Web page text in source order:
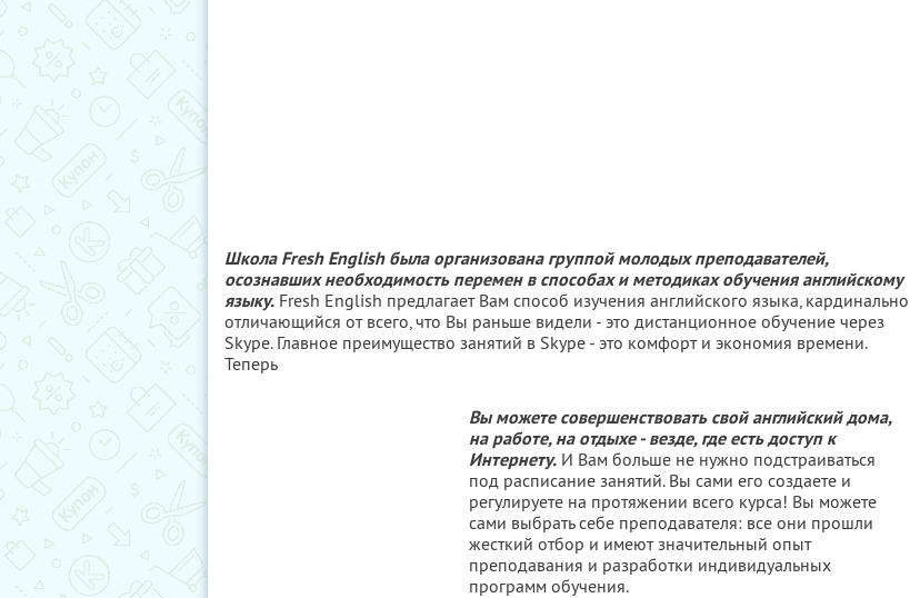
Школа Fresh English была организована группой молодых преподавателей,
осознавших необходимость перемен в способах и методиках обучения английскому
языку. Fresh English предлагает Вам способ изучения английского языка, кардинально
отличающийся от всего, что Вы раньше видели - это дистанционное обучение через
Skype. Главное преимущество занятий в Skype - это комфорт и экономия времени.
Теперь
Вы можете совершенствовать свой английский дома,
на работе, на отдыхе - везде, где есть доступ к
Интернету. И Вам больше не нужно подстраиваться
под расписание занятий. Вы сами его создаете и
регулируете на протяжении всего курса! Вы можете
сами выбрать себе преподавателя: все они прошли
жесткий отбор и имеют значительный опыт
преподавания и разработки индивидуальных
программ обучения.